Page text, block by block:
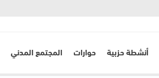
أنشطة حزبية حوارات المجتمع المدني